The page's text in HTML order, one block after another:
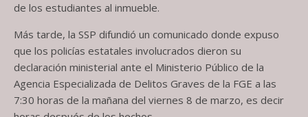
de los estudiantes al inmueble.
Más tarde, la SSP difundió un comunicado donde expuso
que los policías estatales involucrados dieron su
declaración ministerial ante el Ministerio Público de la
Agencia Especializada de Delitos Graves de la FGE a las
7:30 horas de la mañana del viernes 8 de marzo, es decir